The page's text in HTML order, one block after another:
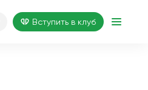
Вступить в клуб